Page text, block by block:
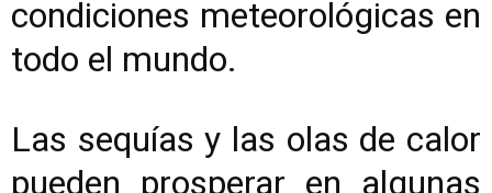
condiciones meteorológicas en
todo el mundo.
Las sequías y las olas de calor
pueden prosperar en algunas